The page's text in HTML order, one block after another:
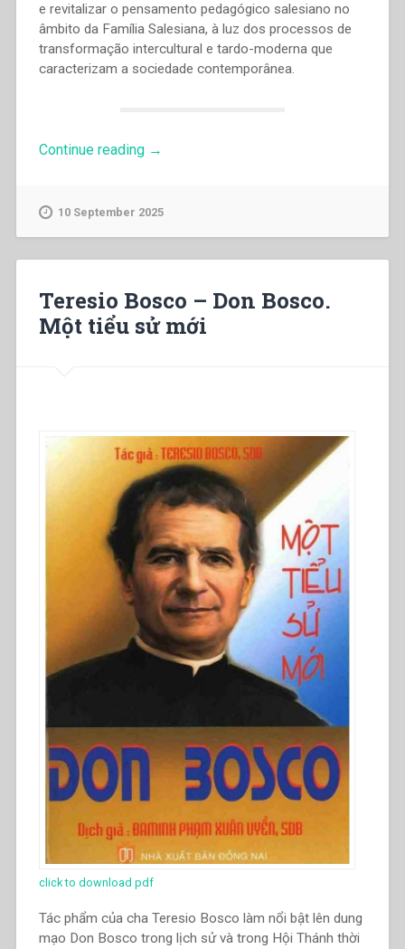
e revitalizar o pensamento pedagógico salesiano no
âmbito da Família Salesiana, à luz dos processos de
transformação intercultural e tardo-moderna que
caracterizam a sociedade contemporânea.
Continue reading “Rethinking
→
10 September 2025
Teresio Bosco – Don Bosco.
Một tiểu sử mới
click to download pdf
Tác phẩm của cha Teresio Bosco làm nổi bật lên dung
mạo Don Bosco trong lịch sử và trong Hội Thánh thời